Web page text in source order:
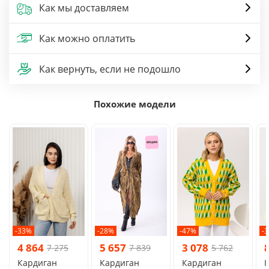
Как мы доставляем
Как можно оплатить
Как вернуть, если не подошло
Похожие модели
-33%
4 864 7 275
Кардиган
-28%
5 657 7 839
Кардиган
-47%
3 078 5 762
Кардиган
-